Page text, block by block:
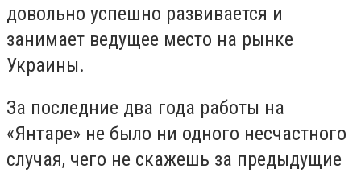
довольно успешно развивается и
занимает ведущее место на рынке
Украины.
За последние два года работы на
«Янтаре» не было ни одного несчастного
случая, чего не скажешь за предыдущие